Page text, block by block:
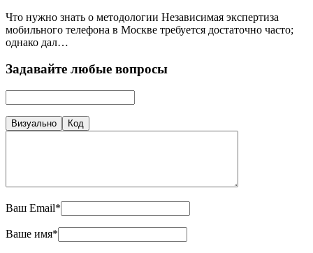
Что нужно знать о методологии Независимая экспертиза
мобильного телефона в Москве требуется достаточно часто;
однако дал…
Задавайте любые вопросы
Визуально Код
Ваш Email*
Ваше имя*